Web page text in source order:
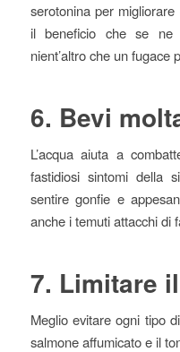
serotonina per
il beneficio che se
nient’altro che un fugace
6. Bevi
L’acqua aiuta a
fastidiosi sintomi della
sentire gonfie e
anche i temuti attacchi di
7. Limitare
Meglio evitare ogni tipo
salmone aﬀumicato e il